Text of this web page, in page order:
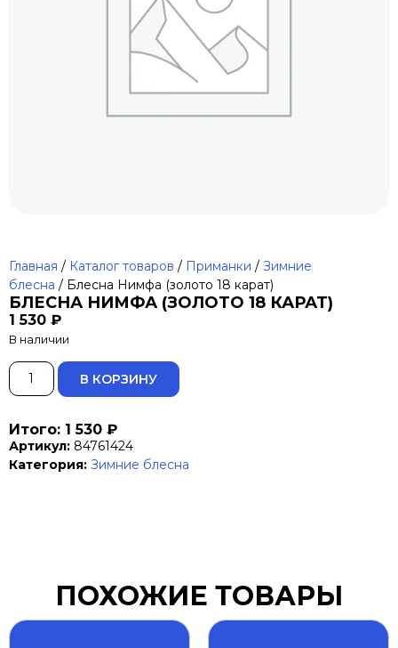
Главная / Каталог товаров / Приманки / Зимние
блесна / Блесна Нимфа (золото 18 карат)
БЛЕСНА НИМФА (ЗОЛОТО 18 КАРАТ)
1 530 ₽
В наличии
В КОРЗИНУ ALTERNATIVE:
Итого: 1 530 ₽
Артикул: 84761424
Категория: Зимние блесна
ПОХОЖИЕ ТОВАРЫ